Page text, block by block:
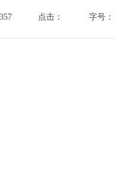
点击： 字号：